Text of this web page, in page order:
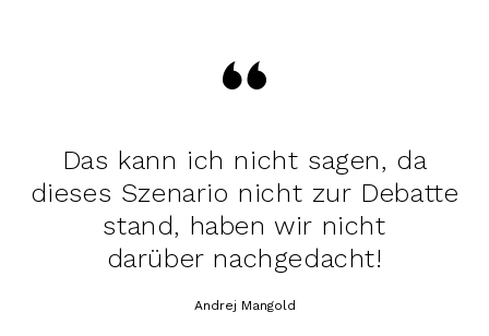
Das kann ich nicht sagen, da
dieses Szenario nicht zur Debatte
stand, haben wir nicht
darüber nachgedacht!
Andrej Mangold